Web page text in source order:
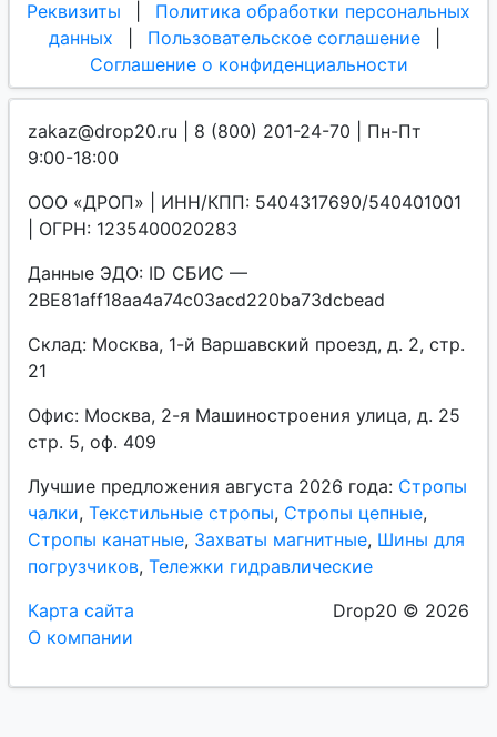
Реквизиты
Политика обработки персональных
данных
Пользовательское соглашение
Соглашение о конфиденциальности
zakaz@drop20.ru | 8 (800) 201-24-70 | Пн-Пт
9:00-18:00
ООО «ДРОП» | ИНН/КПП: 5404317690/540401001
| ОГРН: 1235400020283
Данные ЭДО: ID СБИС —
2BE81aff18aa4a74c03acd220ba73dcbead
Склад: Москва, 1-й Варшавский проезд, д. 2, стр.
21
Офис: Москва, 2-я Машиностроения улица, д. 25
стр. 5, оф. 409
Лучшие предложения августа 2026 года: Стропы
чалки, Текстильные стропы, Стропы цепные,
Стропы канатные, Захваты магнитные, Шины для
погрузчиков, Тележки гидравлические
Карта сайта
О компании
Drop20 © 2026